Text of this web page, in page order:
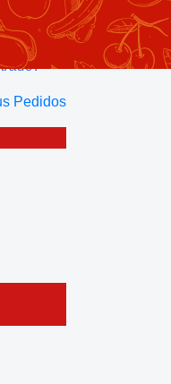
Pedidos